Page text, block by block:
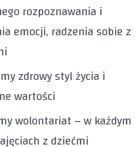
rozpoznawania i
emocji, radzenia sobie z
zdrowy styl życia i
wartości
wolontariat – w każdym
z dziećmi